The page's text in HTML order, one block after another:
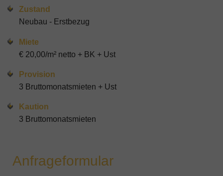
Zustand
Neubau - Erstbezug
Miete
€ 20,00/m² netto + BK + Ust
Provision
3 Bruttomonatsmieten + Ust
Kaution
3 Bruttomonatsmieten
Anfrageformular